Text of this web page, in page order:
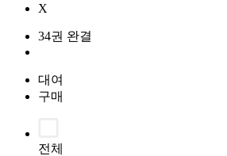
X
34권 완결
대여
구매
전체